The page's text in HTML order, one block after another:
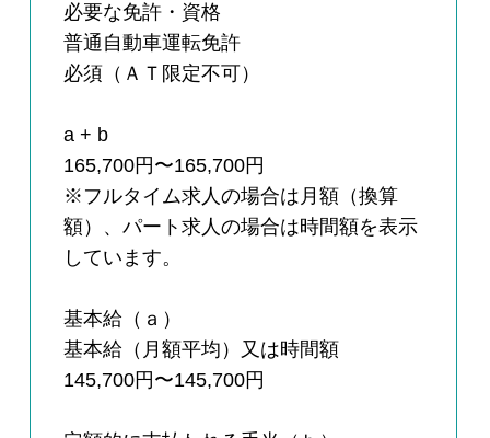
必要な免許・資格
普通自動車運転免許
必須（ＡＴ限定不可）
a + b
165,700円〜165,700円
※フルタイム求人の場合は月額（換算
額）、パート求人の場合は時間額を表示
しています。
基本給（ａ）
基本給（月額平均）又は時間額
145,700円〜145,700円